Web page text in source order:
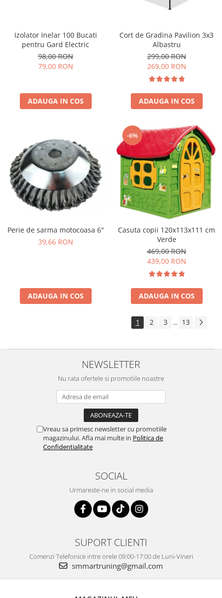
Izolator Inelar 100 Bucati
pentru Gard Electric
98,00 RON
79,00 RON
ADAUGA IN COS
Cort de Gradina Pavilion 3x3
Albastru
299,00 RON
269,00 RON
ADAUGA IN COS
Perie de sarma motocoasa 6"
39,66 RON
ADAUGA IN COS
-6%
Casuta copii 120x113x111 cm
Verde
469,00 RON
439,00 RON
ADAUGA IN COS
1 2 3 ... 13
NEWSLETTER
Nu rata ofertele si promotiile noastre
Vreau sa primesc newsletter cu promotiile
magazinului. Afla mai multe in Politica de
Confidentialitate
SOCIAL
Urmareste-ne in social media
SUPORT CLIENTI
Comenzi Telefonice intre orele 09:00-17:00 de Luni-Vineri
smmartruning@gmail.com